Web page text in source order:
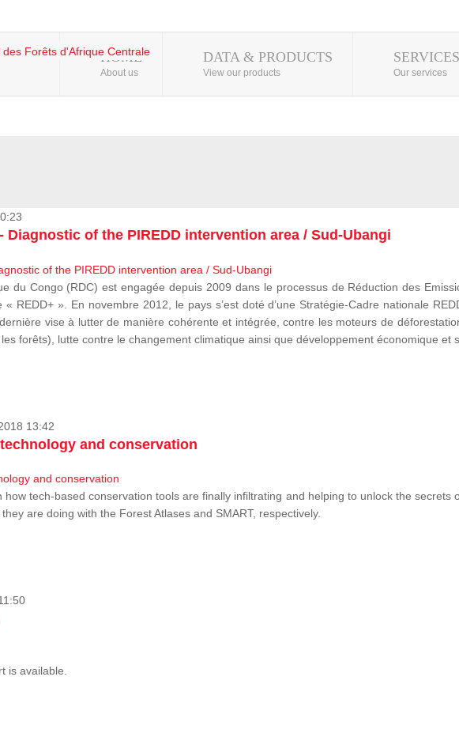
Monitoring and Land ...
change from the ...
- Open Cities ...
HOME
About us
DATA & PRODUCTS
View our products
SERVICES
Our services
Diagnostic of the PIREDD intervention area / Sud-Ubangi
du Congo (RDC) est engagée depuis 2009 dans le processus de Réduction des
REDD+ ». En novembre 2012, le pays s’est doté d’une Stratégie-Cadre nationale
vise à lutter de manière cohérente et intégrée, contre les moteurs de
forêts), lutte contre le changement climatique ainsi que développement économique et
13:42
and conservation
how tech-based conservation tools are finally infiltrating and helping to unlock the
are doing with the Forest Atlases and SMART, respectively.
is available.